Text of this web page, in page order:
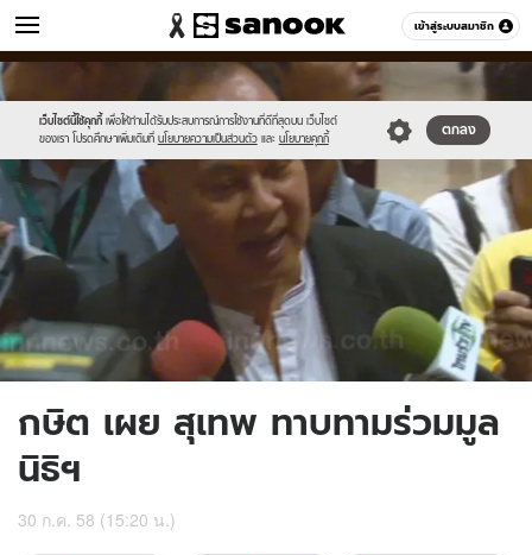
เข้าสู่ระบบสมาชิก
ข่าว หมวดอื่นๆ
เว็บไซต์นี้ใช้คุกกี้ เพื่อให้ท่านได้รับประสบการณ์การใช้งานที่ดีที่สุดบน เว็บไซต์
ของเรา โปรดศึกษาเพิ่มเติมที่ นโยบายความเป็นส่วนตัว และ นโยบายคุกกี้
ตกลง
//s.isanook.com/sr/0/images/logo-
new-
sanook.png
//s.isanook.com/ns/0/ud/367/1839238/635655-
01.jpg
กษิต เผย สุเทพ ทาบทามร่วมมูล
นิธิฯ
30 ก.ค. 58 (15:20 น.)